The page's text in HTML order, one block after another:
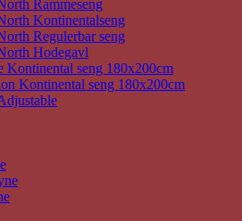
Rammeseng
Kontinentalseng
Regulerbar seng
Hodegavl
Kontinental seng 180x200cm
Kontinental seng 180x200cm